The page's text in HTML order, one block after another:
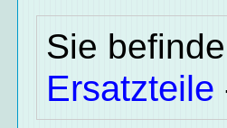
Sie
Ersatzteile